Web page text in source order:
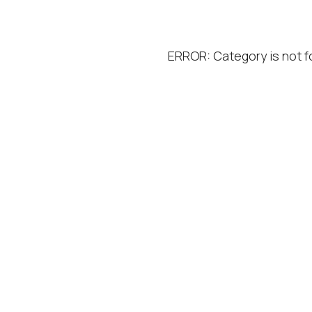
ERROR: Category is not